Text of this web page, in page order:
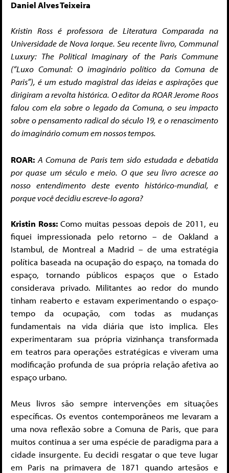
Daniel Alves Teixeira
Kristin Ross é professora de Literatura Comparada na
Universidade de Nova Iorque. Seu recente livro, Communal
Luxury: The Political Imaginary of the Paris Commune
(“Luxo Comunal: O imaginário político da Comuna de
Paris”), é um estudo magistral das ideias e aspirações que
dirigiram a revolta histórica. O editor da ROAR Jerome Roos
falou com ela sobre o legado da Comuna, o seu impacto
sobre o pensamento radical do século 19, e o renascimento
do imaginário comum em nossos tempos.
ROAR: A Comuna de Paris tem sido estudada e debatida
por quase um século e meio. O que seu livro acresce ao
nosso entendimento deste evento histórico-mundial, e
porque você decidiu escreve-lo agora?
Kristin Ross: Como muitas pessoas depois de 2011, eu
fiquei impressionada pelo retorno – de Oakland a
Istambul, de Montreal a Madrid – de uma estratégia
política baseada na ocupação do espaço, na tomada do
espaço, tornando públicos espaços que o Estado
considerava privado. Militantes ao redor do mundo
tinham reaberto e estavam experimentando o espaço-
tempo da ocupação, com todas as mudanças
fundamentais na vida diária que isto implica. Eles
experimentaram sua própria vizinhança transformada
em teatros para operações estratégicas e viveram uma
modificação profunda de sua própria relação afetiva ao
espaço urbano.
Meus livros são sempre intervenções em situações
específicas. Os eventos contemporâneos me levaram a
uma nova reflexão sobre a Comuna de Paris, que para
muitos continua a ser uma espécie de paradigma para a
cidade insurgente. Eu decidi resgatar o que teve lugar
em Paris na primavera de 1871 quando artesãos e